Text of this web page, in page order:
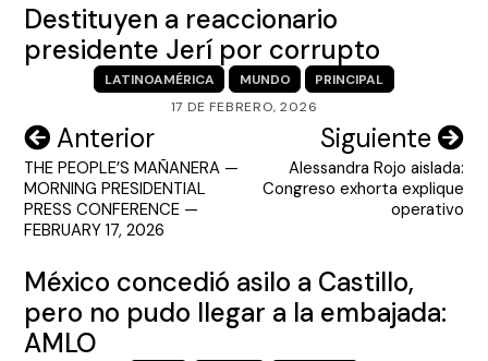
ENGLISH SECTION
VIDEOS
Destituyen a reaccionario
presidente Jerí por corrupto
LATINOAMÉRICA MUNDO
PRINCIPAL
17 DE FEBRERO, 2026
Navegación
de
entradas
Anterior
THE PEOPLE’S MAÑANERA —
MORNING PRESIDENTIAL
PRESS CONFERENCE —
FEBRUARY 17, 2026
Siguiente
Alessandra Rojo aislada:
Congreso exhorta explique
operativo
México concedió asilo a Castillo,
pero no pudo llegar a la embajada:
AMLO